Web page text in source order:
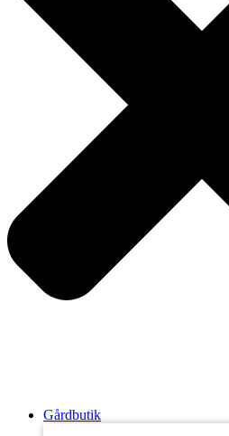
Gårdbutik